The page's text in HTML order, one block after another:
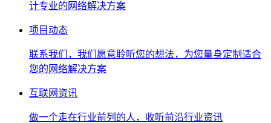
计专业的网络解决方案
项目动态
联系我们，我们愿意聆听您的想法，为您量身定制适合
您的网络解决方案
互联网资讯
做一个走在行业前列的人，收听前沿行业资讯